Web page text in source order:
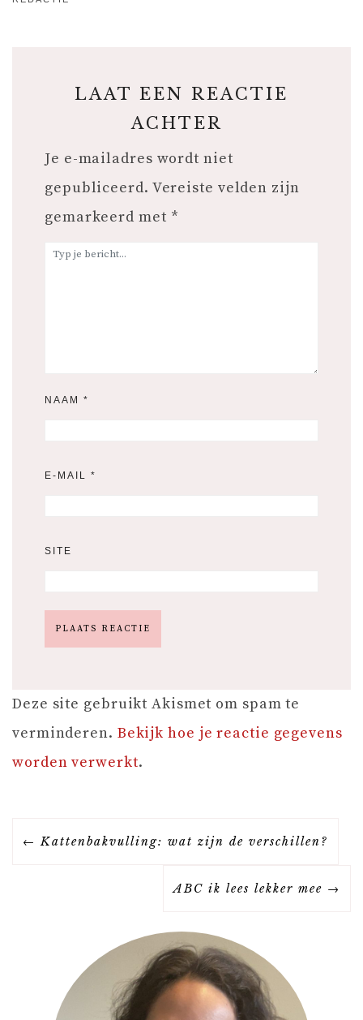
LAAT EEN REACTIE
ACHTER
Je e-mailadres wordt niet
gepubliceerd. Vereiste velden zijn
gemarkeerd met *
NAAM *
E-MAIL *
SITE
Deze site gebruikt Akismet om spam te
verminderen. Bekijk hoe je reactie gegevens
worden verwerkt.
B Kattenbakvulling: wat zijn de verschillen?
ABC ik lees lekker mee